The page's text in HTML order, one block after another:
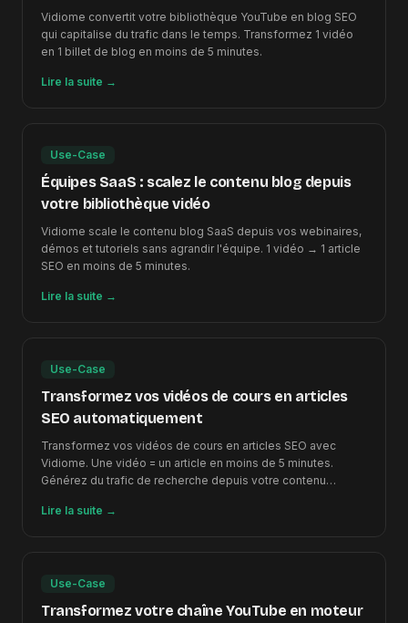
Vidiome convertit votre bibliothèque YouTube en blog SEO
qui capitalise du trafic dans le temps. Transformez 1 vidéo
en 1 billet de blog en moins de 5 minutes.
Lire la suite →
Use-Case
Équipes SaaS : scalez le contenu blog depuis
votre bibliothèque vidéo
Vidiome scale le contenu blog SaaS depuis vos webinaires,
démos et tutoriels sans agrandir l'équipe. 1 vidéo → 1 article
SEO en moins de 5 minutes.
Lire la suite →
Use-Case
Transformez vos vidéos de cours en articles
SEO automatiquement
Transformez vos vidéos de cours en articles SEO avec
Vidiome. Une vidéo = un article en moins de 5 minutes.
Générez du trafic de recherche depuis votre contenu
Lire la suite →
Use-Case
Transformez votre chaîne YouTube en moteur